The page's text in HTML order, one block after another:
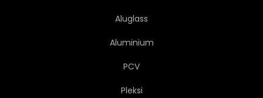
Aluglass
Aluminium
PCV
Pleksi